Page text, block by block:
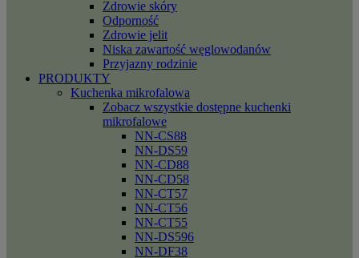
Zdrowie skóry
Odporność
Zdrowie jelit
Niska zawartość węglowodanów
Przyjazny rodzinie
PRODUKTY
Kuchenka mikrofalowa
Zobacz wszystkie dostępne kuchenki
mikrofalowe
NN-CS88
NN-DS59
NN-CD88
NN-CD58
NN-CT57
NN-CT56
NN-CT55
NN-DS596
NN-DF38